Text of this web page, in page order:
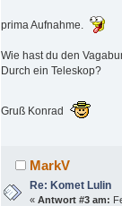
prima Aufnahme.
Wie hast du den
Durch ein Teleskop?
Gruß Konrad
MarkV
Re: Komet Lulin
«Antwort #3 am: